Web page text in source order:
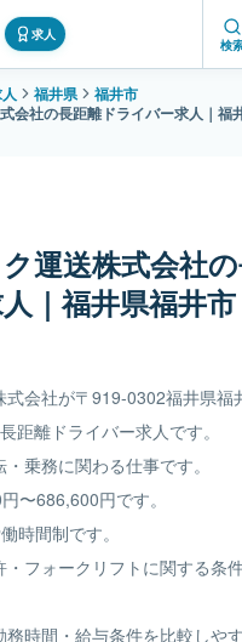
求人
検
福井県
福井市
会社の長距離ドライバー求人｜福
運送株式会社
｜福井県福井
式会社が〒919-0302福井県福
距離ドライバー求人です。
乗務に関わる仕事です。
〜686,600円です。
時間制です。
フォークリフトに関する条
務時間・給与条件を比較しや